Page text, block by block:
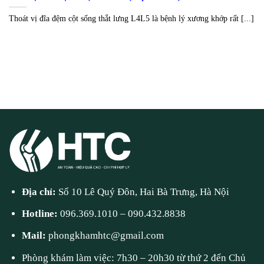
Thoát vị đĩa đệm cột sống thắt lưng L4L5 là bệnh lý xương khớp rất [...]
Địa chỉ: Số 10 Lê Quý Đôn, Hai Bà Trưng, Hà Nội
Hotline:096.369.1010 –090.432.8838
Mail:phongkhamhtc@gmail.com
Phòng khám làm việc: 7h30 – 20h30 từ thứ 2 đến Chủ